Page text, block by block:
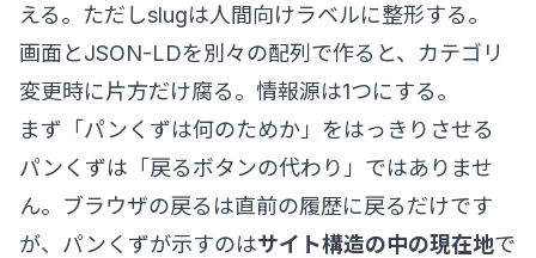
える。ただしslugは人間向けラベルに整形する。
画面とJSON-LDを別々の配列で作ると、カテゴリ
変更時に片方だけ腐る。情報源は1つにする。
まず「パンくずは何のためか」をはっきりさせる
パンくずは「戻るボタンの代わり」ではありませ
ん。ブラウザの戻るは直前の履歴に戻るだけです
が、パンくずが示すのはサイト構造の中の現在地で